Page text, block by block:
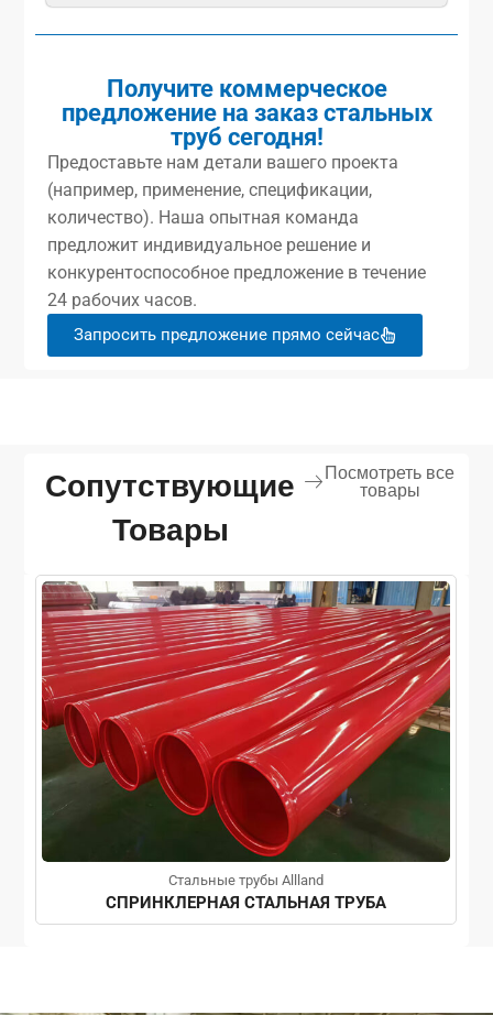
Получите коммерческое
предложение на заказ стальных
труб сегодня!
Предоставьте нам детали вашего проекта
(например, применение, спецификации,
количество). Наша опытная команда
предложит индивидуальное решение и
конкурентоспособное предложение в течение
24 рабочих часов.
Запросить предложение прямо сейчас
Сопутствующие
Товары
Посмотреть все
товары
Стальные трубы Allland
СПРИНКЛЕРНАЯ СТАЛЬНАЯ ТРУБА